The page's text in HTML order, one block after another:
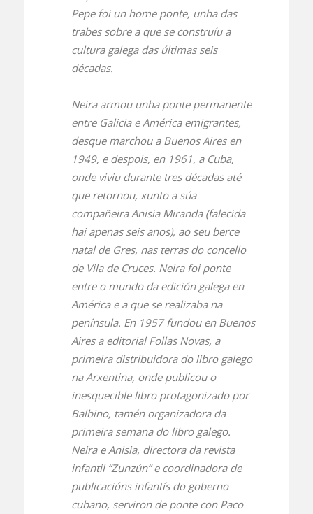
Pepe foi un home ponte, unha das
trabes sobre a que se construíu a
cultura galega das últimas seis
décadas.
Neira armou unha ponte permanente
entre Galicia e América emigrantes,
desque marchou a Buenos Aires en
1949, e despois, en 1961, a Cuba,
onde viviu durante tres décadas até
que retornou, xunto a súa
compañeira Anisia Miranda (falecida
hai apenas seis anos), ao seu berce
natal de Gres, nas terras do concello
de Vila de Cruces. Neira foi ponte
entre o mundo da edición galega en
América e a que se realizaba na
península. En 1957 fundou en Buenos
Aires a editorial Follas Novas, a
primeira distribuidora do libro galego
na Arxentina, onde publicou o
inesquecible libro protagonizado por
Balbino, tamén organizadora da
primeira semana do libro galego.
Neira e Anisia, directora da revista
infantil “Zunzún” e coordinadora de
publicacións infantís do goberno
cubano, serviron de ponte con Paco